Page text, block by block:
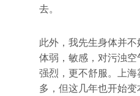
去。
此外，我先生身体并不
体弱，敏感，对污浊
强烈，更不舒服。上
多，但这几年也开始